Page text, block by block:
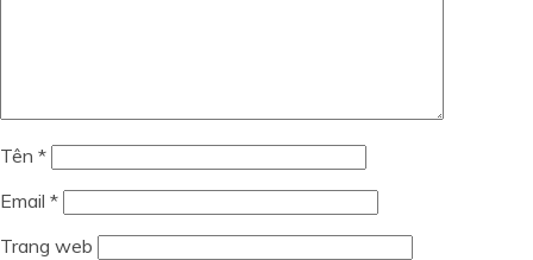
Tên *
Email *
Trang web